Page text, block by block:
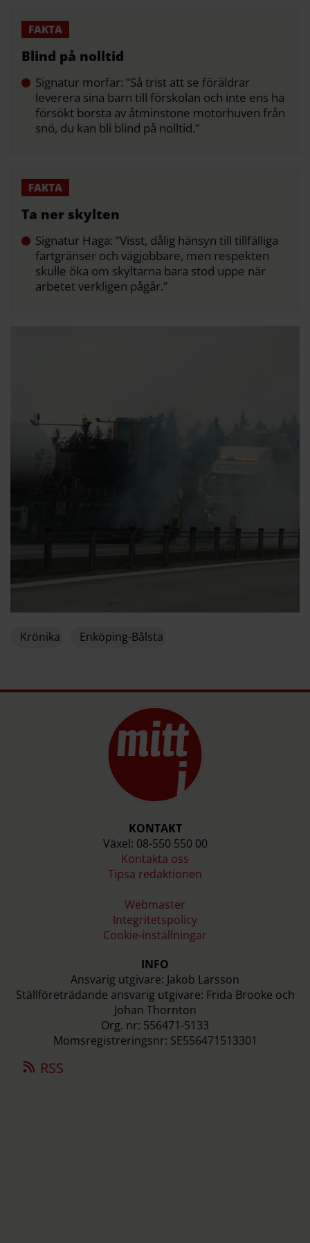
Blind på nolltid
Signatur morfar: ”Så trist att se föräldrar
leverera­ sina barn till förskolan och inte ens ha
försökt borsta av åtminstone motorhuven från
snö, du kan bli blind på nolltid.”
Ta ner skylten
Signatur Haga: ”Visst, dålig hänsyn till till­fälliga
fartgränser och vägjobbare, men respekten
skulle öka om skyltarna bara stod uppe när
arbetet­ verkligen pågår.”
Krönika Enköping-Bålsta
KONTAKT
Växel: 08-550 550 00
Kontakta oss
Tipsa redaktionen
Webmaster
Integritetspolicy
Cookie-inställningar
INFO
Ansvarig utgivare: Jakob Larsson
Ställföreträdande ansvarig utgivare: Frida Brooke och
Johan Thornton
Org. nr: 556471-5133
Momsregistreringsnr: SE556471513301
RSS